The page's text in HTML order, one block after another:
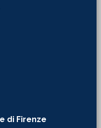
di Firenze